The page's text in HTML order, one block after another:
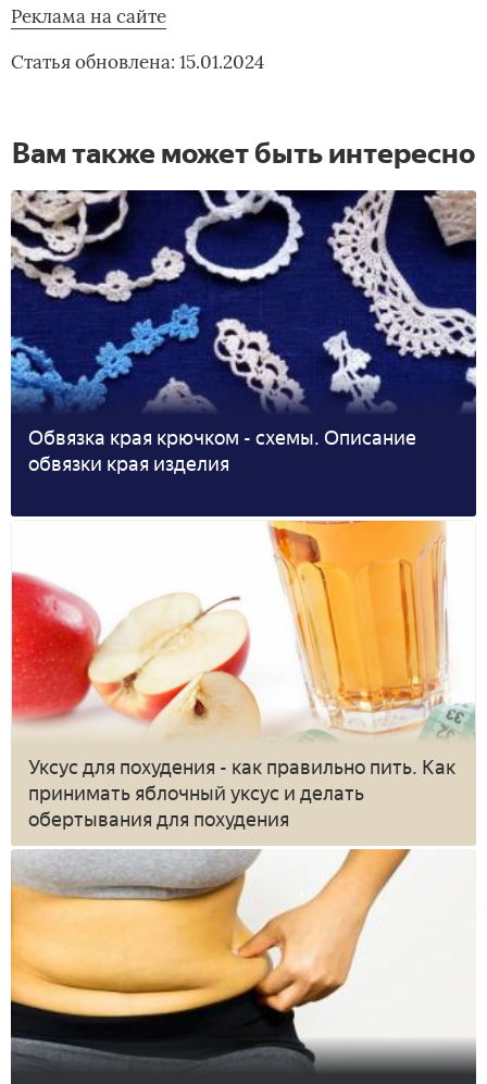
Реклама на сайте
Статья обновлена: 15.01.2024
Вам также может быть интересно
Обвязка края крючком - схемы. Описание
обвязки края изделия
Уксус для похудения - как правильно пить. Как
принимать яблочный уксус и делать
обертывания для похудения